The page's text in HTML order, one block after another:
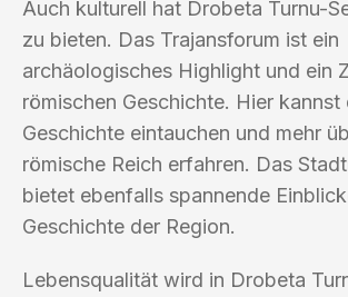
Auch kulturell hat Drobeta Turnu-
zu bieten. Das Trajansforum ist ein
archäologisches Highlight und ein
römischen Geschichte. Hier kannst
Geschichte eintauchen und mehr
römische Reich erfahren. Das
bietet ebenfalls spannende
Geschichte der Region.
Lebensqualität wird in Drobeta